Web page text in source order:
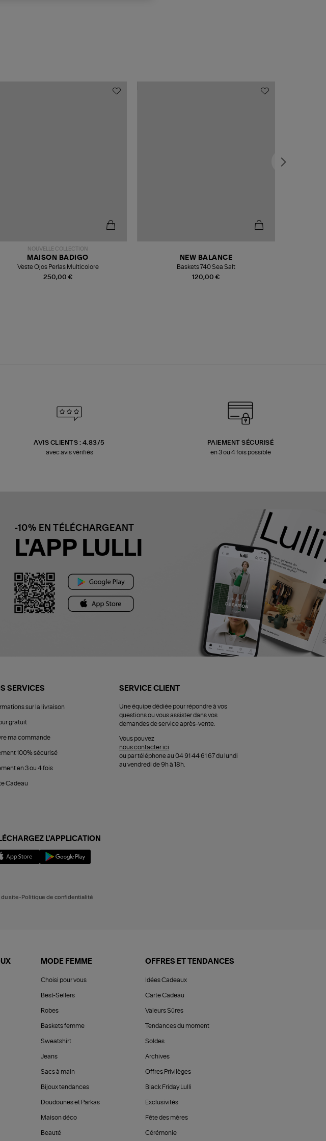
NOUVELLE COLLECTION
250,00 €
MAISON BADIGO
Veste Ojos Perlas Multicolore
120,00 €
NEW BALANCE
Baskets 740 Sea Salt
AVIS CLIENTS : 4.83/5
avec avis vérifiés
PAIEMENT SÉCURISÉ
en 3 ou 4 fois possible
-10% EN TÉLÉCHARGEANT
L'APP LULLI
SERVICES
sur la livraison
gratuit
ma commande
100% sécurisé
en 3 ou 4 fois
Cadeau
SERVICE CLIENT
Une équipe dédiée pour répondre à vos
questions ou vous assister dans vos
demandes de service après-vente.
Vous pouvez
nous contacter ici
ou par téléphone au 04 91 44 61 67 du lundi
au vendredi de 9h à 18h.
L'APPLICATION
du site-Politique de confidentialité
MODE FEMME
Choisi pour vous
Best-Sellers
Robes
Baskets femme
Sweatshirt
Jeans
Sacs à main
Bijoux tendances
Doudounes et Parkas
Maison déco
Beauté
OFFRES ET TENDANCES
Idées Cadeaux
Carte Cadeau
Valeurs Sûres
Tendances du moment
Soldes
Archives
Offres Privilèges
Black Friday Lulli
Exclusivités
Fête des mères
Cérémonie